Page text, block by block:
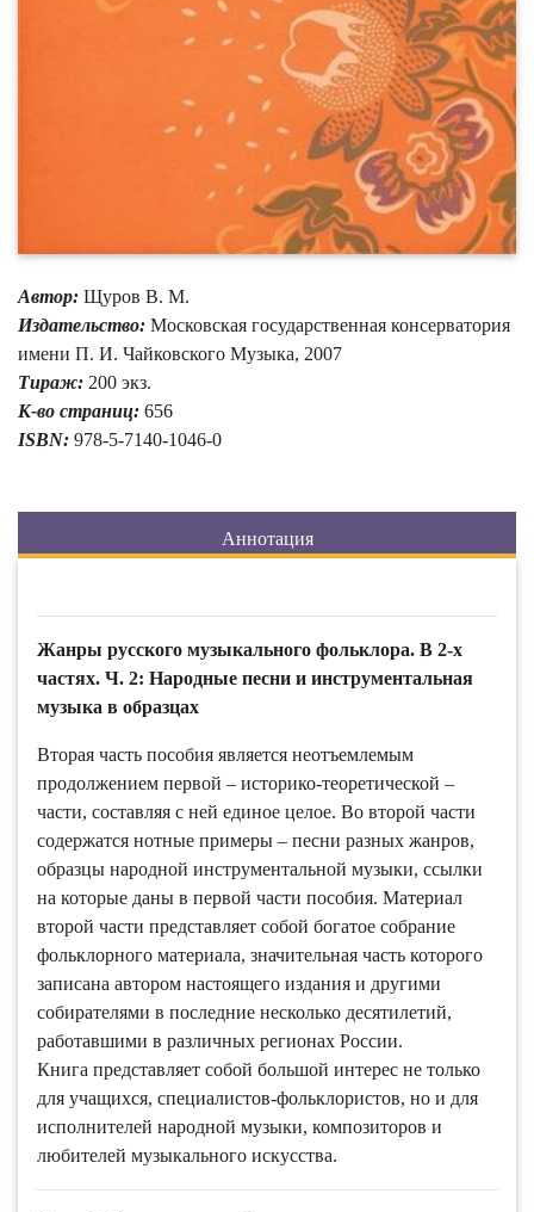
Автор: Щуров В. М.
Издательство: Московская государственная консерватория
имени П. И. Чайковского Музыка, 2007
Тираж: 200 экз.
К-во страниц: 656
ISBN: 978-5-7140-1046-0
Аннотация
Жанры русского музыкального фольклора. В 2-х
частях. Ч. 2: Народные песни и инструментальная
музыка в образцах
Вторая часть пособия является неотъемлемым
продолжением первой – историко-теоретической –
части, составляя с ней единое целое. Во второй части
содержатся нотные примеры – песни разных жанров,
образцы народной инструментальной музыки, ссылки
на которые даны в первой части пособия. Материал
второй части представляет собой богатое собрание
фольклорного материала, значительная часть которого
записана автором настоящего издания и другими
собирателями в последние несколько десятилетий,
работавшими в различных регионах России.
Книга представляет собой большой интерес не только
для учащихся, специалистов-фольклористов, но и для
исполнителей народной музыки, композиторов и
любителей музыкального искусства.